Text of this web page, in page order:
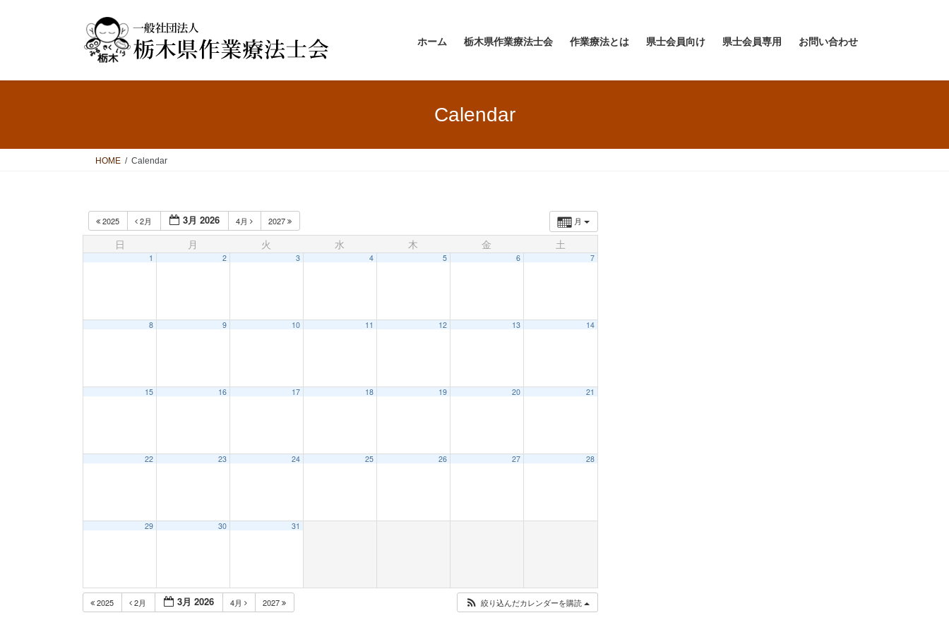
ホーム 栃木県作業療法士会 作業療法とは 県士会員向け 県士会員専用 お問い合わせ
Calendar
HOME Calendar
月
2025 2月 3月 2026 4月 2027
日 月 火 水 木 金 土
1 2 3 4 5 6 7
8 9 10 11 12 13 14
15 16 17 18 19 20 21
22 23 24 25 26 27 28
29 30 31
2025 2月 3月 2026 4月 2027 絞り込んだカレンダーを購読